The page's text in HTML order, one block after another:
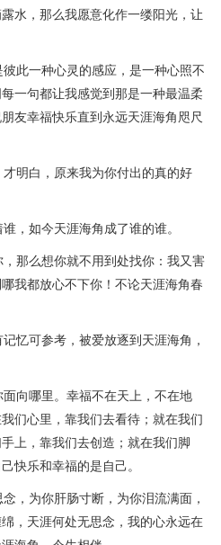
水，那么我愿意化作一缕阳光，让
此一种心灵的感应，是一种心照不
一句都让我感觉到那是一种最温柔
友幸福快乐直到永远天涯海角咫尺
明白，原来我为你付出的真的好
，如今天涯海角成了谁的谁。
那么想你就不用到处找你：我又害
我都放心不下你！不论天涯海角春
忆可参考，被爱放逐到天涯海角，
向哪里。幸福不在天上，不在地
们心里，靠我们去看待；就在我们
上，靠我们去创造；就在我们脚
快乐和幸福的是自己。
，为你肝肠寸断，为你泪流满面，
，天涯何处无思念，我的心永远在